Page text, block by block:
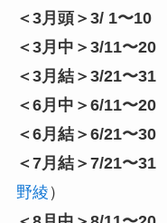
＜3月頭＞3/ 1〜10
＜3月中＞3/11〜20
＜3月結＞3/21〜31
＜6月中＞6/11〜20
＜6月結＞6/21〜30
＜7月結＞7/21〜31
野綾 ）